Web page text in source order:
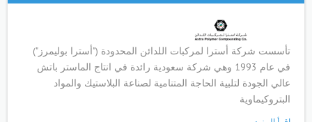
تأسست شركة أسترا لمركبات اللدائن المحدودة ("أسترا بوليمرز")
في عام 1993 وهي شركة سعودية رائدة في انتاج الماستر باتش
عالي الجودة لتلبية الحاجة المتنامية لصناعة البلاستيك والمواد
البتروكيماوية